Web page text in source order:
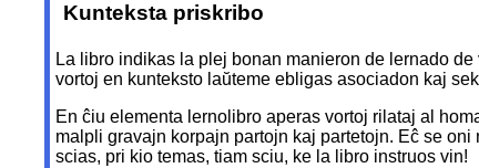
Kunteksta priskribo
La libro indikas la plej bonan manieron de lernado
vortoj en kunteksto laŭteme ebligas asociadon kaj
En ĉiu elementa lernolibro aperas vortoj rilataj al
malpli gravajn korpajn partojn kaj partetojn. Eĉ se oni
scias, pri kio temas, tiam sciu, ke la libro instruos vin!